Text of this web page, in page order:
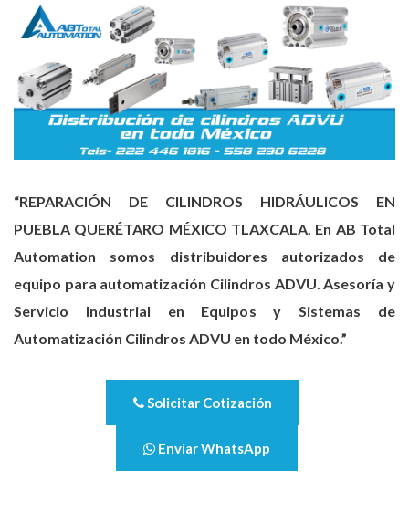
“REPARACIÓN DE CILINDROS HIDRÁULICOS EN
PUEBLA QUERÉTARO MÉXICO TLAXCALA. En AB Total
Automation somos distribuidores autorizados de
equipo para automatización Cilindros ADVU. Asesoría y
Servicio Industrial en Equipos y Sistemas de
Automatización Cilindros ADVU en todo México.”
Solicitar Cotización
Enviar WhatsApp